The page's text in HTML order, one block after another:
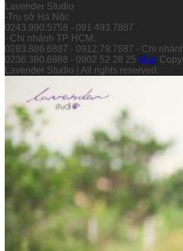
Lavender Studio
-Trụ sở Hà Nội:
0243.990.5758 - 091 493 7887
- Chi nhánh TP HCM:
0283.886.6887 - 0912.79.7887 - Chi
0236.360.6868 - 0902 52 28 25 Map
Lavender Studio | All rights reserved.